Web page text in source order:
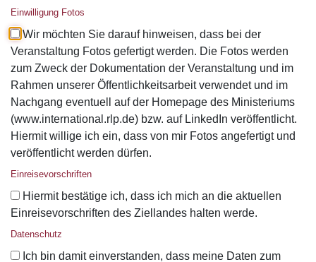
Einwilligung Fotos
Wir möchten Sie darauf hinweisen, dass bei der
Veranstaltung Fotos gefertigt werden. Die Fotos werden
zum Zweck der Dokumentation der Veranstaltung und im
Rahmen unserer Öffentlichkeitsarbeit verwendet und im
Nachgang eventuell auf der Homepage des Ministeriums
(www.international.rlp.de) bzw. auf LinkedIn veröffentlicht.
Hiermit willige ich ein, dass von mir Fotos angefertigt und
veröffentlicht werden dürfen.
Einreisevorschriften
Hiermit bestätige ich, dass ich mich an die aktuellen
Einreisevorschriften des Ziellandes halten werde.
Datenschutz
Ich bin damit einverstanden, dass meine Daten zum